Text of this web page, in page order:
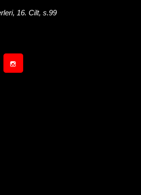
16. Cilt, s.99